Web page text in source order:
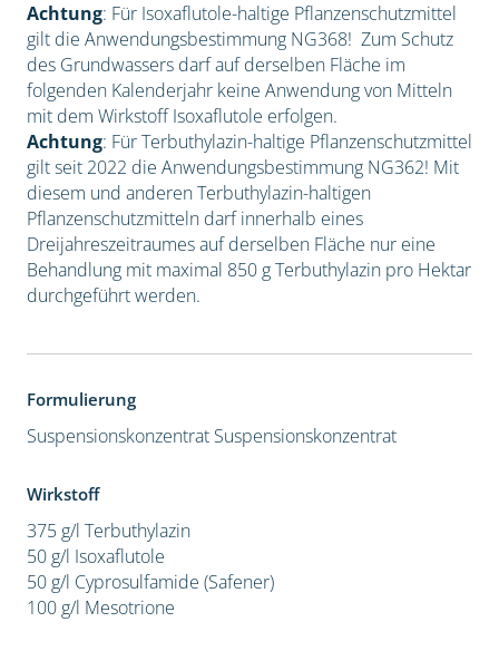
Achtung: Für Isoxaflutole-haltige Pflanzenschutzmittel
gilt die Anwendungsbestimmung NG368! Zum Schutz
des Grundwassers darf auf derselben Fläche im
folgenden Kalenderjahr keine Anwendung von Mitteln
mit dem Wirkstoff Isoxaflutole erfolgen.
Achtung: Für Terbuthylazin-haltige Pflanzenschutzmittel
gilt seit 2022 die Anwendungsbestimmung NG362! Mit
diesem und anderen Terbuthylazin-haltigen
Pflanzenschutzmitteln darf innerhalb eines
Dreijahreszeitraumes auf derselben Fläche nur eine
Behandlung mit maximal 850 g Terbuthylazin pro Hektar
durchgeführt werden.
Formulierung
Suspensionskonzentrat Suspensionskonzentrat
Wirkstoff
375 g/l Terbuthylazin
50 g/l Isoxaflutole
50 g/l Cyprosulfamide (Safener)
100 g/l Mesotrione